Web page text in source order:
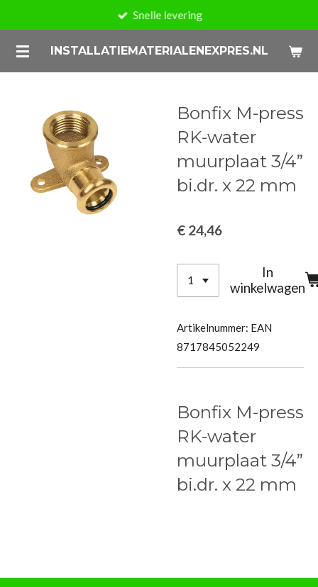
naar
de
INSTALLATIEMATERIALENEXPRES.NL
Snelle levering
Bonfix M-press
RK-water
muurplaat 3/4”
bi.dr. x 22 mm
€ 24,46
In
winkelwagen
Artikelnummer: EAN
8717845052249
Bonfix M-press
RK-water
muurplaat 3/4”
bi.dr. x 22 mm